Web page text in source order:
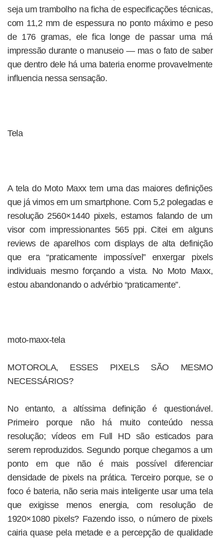
seja um trambolho na ficha de especificações técnicas,
com 11,2 mm de espessura no ponto máximo e peso
de 176 gramas, ele fica longe de passar uma má
impressão durante o manuseio — mas o fato de saber
que dentro dele há uma bateria enorme provavelmente
influencia nessa sensação.
Tela
A tela do Moto Maxx tem uma das maiores definições
que já vimos em um smartphone. Com 5,2 polegadas e
resolução 2560×1440 pixels, estamos falando de um
visor com impressionantes 565 ppi. Citei em alguns
reviews de aparelhos com displays de alta definição
que era “praticamente impossível” enxergar pixels
individuais mesmo forçando a vista. No Moto Maxx,
estou abandonando o advérbio “praticamente”.
moto-maxx-tela
MOTOROLA, ESSES PIXELS SÃO MESMO
NECESSÁRIOS?
No entanto, a altíssima definição é questionável.
Primeiro porque não há muito conteúdo nessa
resolução; vídeos em Full HD são esticados para
serem reproduzidos. Segundo porque chegamos a um
ponto em que não é mais possível diferenciar
densidade de pixels na prática. Terceiro porque, se o
foco é bateria, não seria mais inteligente usar uma tela
que exigisse menos energia, com resolução de
1920×1080 pixels? Fazendo isso, o número de pixels
cairia quase pela metade e a percepção de qualidade